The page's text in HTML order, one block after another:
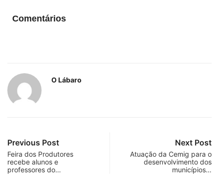
Comentários
O Lábaro
Previous Post
Feira dos Produtores
recebe alunos e
professores do…
Next Post
Atuação da Cemig para o
desenvolvimento dos
municípios…